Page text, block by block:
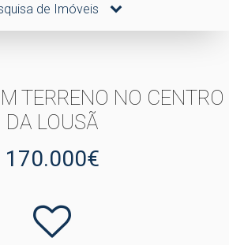
de Imóveis
TERRENO NO CENTRO
DA LOUSÃ
170.000€